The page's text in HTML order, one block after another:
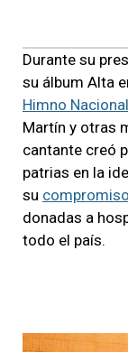
Durante su
su álbum Alta
Himno
Martín y otras
cantante creó
patrias en la
su compromiso
donadas a
todo el país.